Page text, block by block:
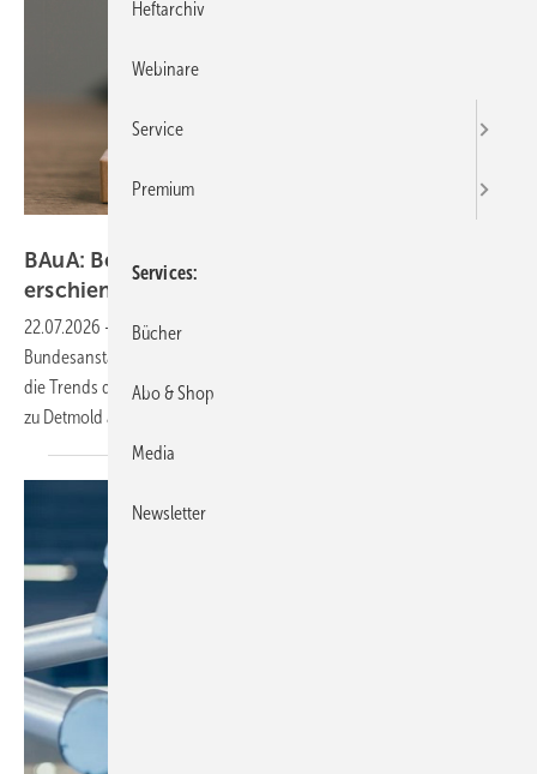
BAuA: Bericht "Arbeitswelt im Wandel 2026"
erschienen
22.07.2026 -
Mit dem Bericht "Arbeitswelt im Wandel" fasst die
Bundesanstalt für Arbeitsschutz und Arbeitsmedizin (BAuA) jedes Jahr
die Trends der Arbeitswelt zusammen. Darüber berichtet die IHK Lippe
zu Detmold auf ihrer
Heftarchiv
Webinare
Service
Premium
Services
Bücher
Abo & Shop
Media
Newsletter